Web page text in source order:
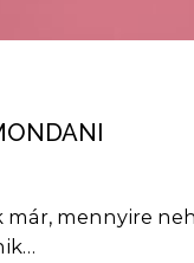
mennyire